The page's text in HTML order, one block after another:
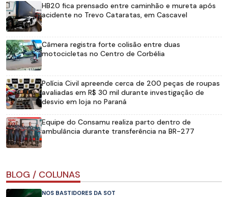
HB20 fica prensado entre caminhão e mureta após
acidente no Trevo Cataratas, em Cascavel
Câmera registra forte colisão entre duas
motocicletas no Centro de Corbélia
Polícia Civil apreende cerca de 200 peças de roupas
avaliadas em R$ 30 mil durante investigação de
desvio em loja no Paraná
Equipe do Consamu realiza parto dentro de
ambulância durante transferência na BR-277
BLOG / COLUNAS
NOS BASTIDORES DA SOT